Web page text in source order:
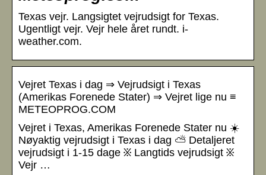
Texas vejr. Langsigtet vejrudsigt for Texas.
Ugentligt vejr. Vejr hele året rundt. i-
weather.com.
Vejret Texas i dag ⇒ Vejrudsigt i Texas
(Amerikas Forenede Stater) ⇒ Vejret lige nu ≡
METEOPROG.COM
Vejret i Texas, Amerikas Forenede Stater nu ☀️
Nøyaktig vejrudsigt i Texas i dag ⛅ Detaljeret
vejrudsigt i 1-15 dage ፠ Langtids vejrudsigt ፠
Vejr …